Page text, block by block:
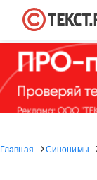
Главная Синонимы